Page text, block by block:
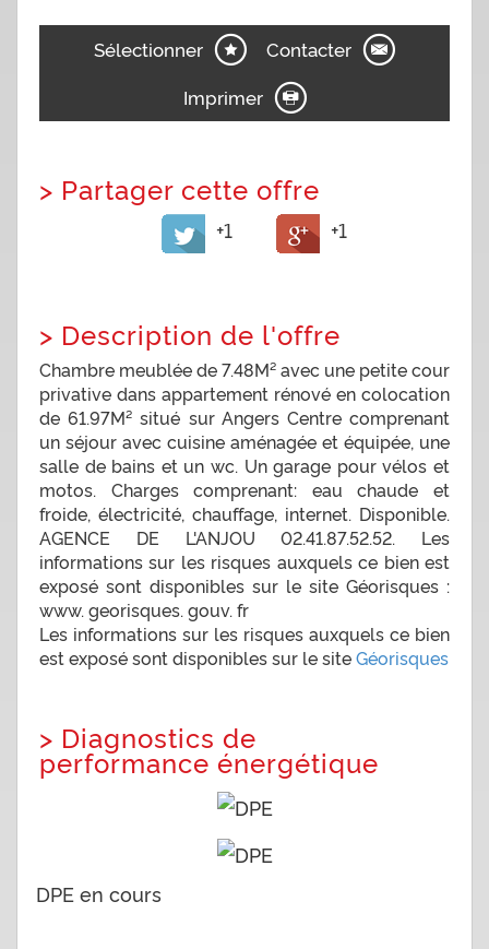
Sélectionner
Contacter
Imprimer
> Partager cette offre
+1 +1
> Description de l'offre
Chambre meublée de 7.48M² avec une petite cour
privative dans appartement rénové en colocation
de 61.97M² situé sur Angers Centre comprenant
un séjour avec cuisine aménagée et équipée, une
salle de bains et un wc. Un garage pour vélos et
motos. Charges comprenant: eau chaude et
froide, électricité, chauffage, internet. Disponible.
AGENCE DE L'ANJOU 02.41.87.52.52. Les
informations sur les risques auxquels ce bien est
exposé sont disponibles sur le site Géorisques :
www. georisques. gouv. fr
Les informations sur les risques auxquels ce bien
est exposé sont disponibles sur le siteGéorisques
> Diagnostics de
performance énergétique
DPE en cours